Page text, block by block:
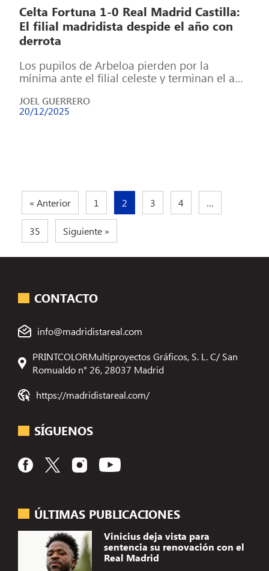
Celta Fortuna 1-0 Real Madrid Castilla:
El filial madridista despide el año con
derrota
Los pupilos de Arbeloa pierden por la
mínima ante el filial celeste y terminan el año
JOEL GUERRERO
20/12/2025
« Anterior 1 2 3 4 …
35 Siguiente »
ÚLTIMAS PUBLICACIONES
Vinicius deja vista para
sentencia su renovación con el
Real Madrid
CONTACTO
info@madridistareal.com
PRINTCOLORMultiproyectos Gráficos, S. L. C/ San
Romualdo n° 26, 28037 Madrid
https://madridistareal.com/
SÍGUENOS